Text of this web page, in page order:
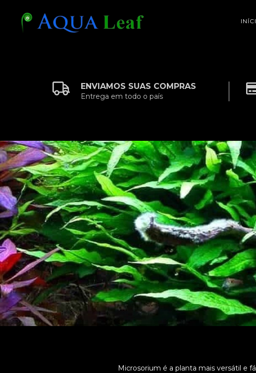
ENVIAMOS SUAS COMPRAS
Entrega em todo o país
Microsorium é a planta mais versátil e